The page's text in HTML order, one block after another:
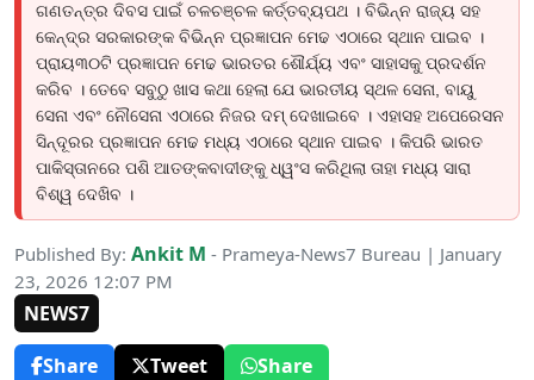
ଗଣତନ୍ତ୍ର ଦିବସ ପାଇଁ ଚଳଚଞ୍ଚଳ କର୍ତ୍ତବ୍ୟପଥ । ବିଭିନ୍ନ ରାଜ୍ୟ ସହ
କେନ୍ଦ୍ର ସରକାରଙ୍କ ବିଭିନ୍ନ ପ୍ରଜ୍ଞାପନ ମେଢ ଏଠାରେ ସ୍ଥାନ ପାଇବ ।
ପ୍ରାୟ୩୦ଟି ପ୍ରଜ୍ଞାପନ ମେଢ ଭାରତର ଶୌର୍ଯ୍ୟ ଏବଂ ସାହାସକୁ ପ୍ରଦର୍ଶନ
କରିବ । ତେବେ ସବୁଠୁ ଖାସ କଥା ହେଲା ଯେ ଭାରତୀୟ ସ୍ଥଳ ସେନା, ବାୟୁ
ସେନା ଏବଂ ନୌସେନା ଏଠାରେ ନିଜର ଦମ୍ ଦେଖାଇବେ । ଏହାସହ ଅପେରେସନ
ସିନ୍ଦୂରର ପ୍ରଜ୍ଞାପନ ମେଢ ମଧ୍ୟ ଏଠାରେ ସ୍ଥାନ ପାଇବ । କିପରି ଭାରତ
ପାକିସ୍ତାନରେ ପଶି ଆତଙ୍କବାଦୀଙ୍କୁ ଧ୍ୱଂସ କରିଥିଲା ତାହା ମଧ୍ୟ ସାରା
ବିଶ୍ୱ ଦେଖିବ ।
Published By: Ankit M - Prameya-News7 Bureau | January
23, 2026 12:07 PM
NEWS7
Share
Tweet Share